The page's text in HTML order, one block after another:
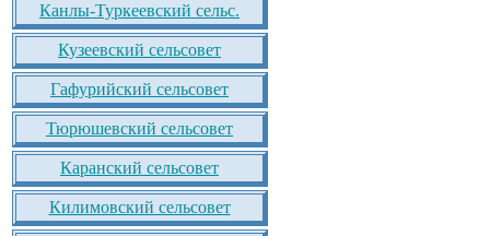
Канлы-Туркеевский сельс.
Кузеевский сельсовет
Гафурийский сельсовет
Тюрюшевский сельсовет
Каранский сельсовет
Килимовский сельсовет